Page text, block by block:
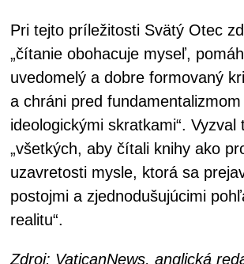
Pri tejto príležitosti Svätý Otec
„čítanie obohacuje myseľ,
uvedomelý a dobre formovaný
a chráni pred
ideologickými skratkami“. Vyzval
„všetkých, aby čítali knihy ako
uzavretosti mysle, ktorá sa
postojmi a zjednodušujúcimi
realitu“.
Zdroj: VaticanNews, anglická